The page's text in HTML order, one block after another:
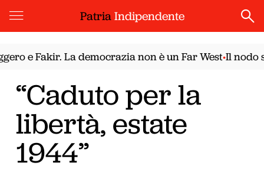
PatriaIndipendente
e Fakir. La democrazia non è un Far West•Il nodo
“Caduto per la
libertà, estate
1944”